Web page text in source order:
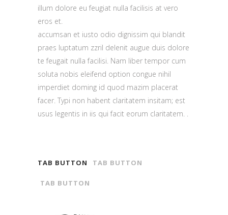
illum dolore eu feugiat nulla facilisis at vero
eros et.
accumsan et iusto odio dignissim qui blandit
praes luptatum zzril delenit augue duis dolore
te feugait nulla facilisi. Nam liber tempor cum
soluta nobis eleifend option congue nihil
imperdiet doming id quod mazim placerat
facer. Typi non habent claritatem insitam; est
usus legentis in iis qui facit eorum claritatem. .
TAB BUTTON TAB BUTTON
TAB BUTTON